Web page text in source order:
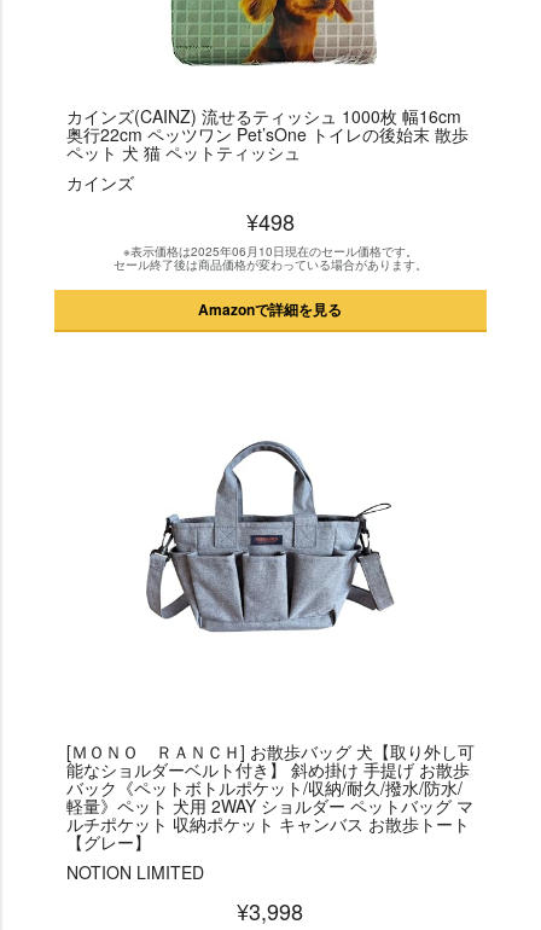
カインズ(CAINZ) 流せるティッシュ 1000枚 幅16cm
奥行22cm ペッツワン Pet’sOne トイレの後始末 散歩
ペット 犬 猫 ペットティッシュ
カインズ
¥498
※表示価格は2025年06月10日現在のセール価格です。
セール終了後は商品価格が変わっている場合があります。
Amazonで詳細を見る
[ＭＯＮＯ ＲＡＮＣＨ] お散歩バッグ 犬【取り外し可
能なショルダーベルト付き】 斜め掛け 手提げ お散歩
バック《ペットボトルポケット/収納/耐久/撥水/防水/
軽量》ペット 犬用 2WAY ショルダー ペットバッグ マ
ルチポケット 収納ポケット キャンバス お散歩トート
【グレー】
NOTION LIMITED
¥3,998